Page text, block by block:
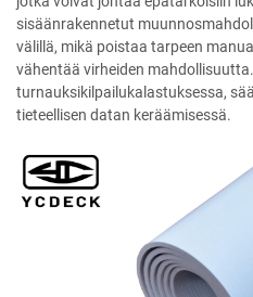
sisäänrakennetut
välillä, mikä poistaa tarpeen
vähentää virheiden
turnauksikilpailukalastuksessa,
tieteellisen datan keräämisessä.